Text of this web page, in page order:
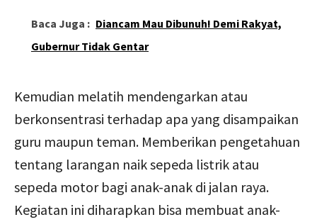
Baca Juga : Diancam Mau Dibunuh! Demi Rakyat,
Gubernur Tidak Gentar
Kemudian melatih mendengarkan atau
berkonsentrasi terhadap apa yang disampaikan
guru maupun teman. Memberikan pengetahuan
tentang larangan naik sepeda listrik atau
sepeda motor bagi anak-anak di jalan raya.
Kegiatan ini diharapkan bisa membuat anak-